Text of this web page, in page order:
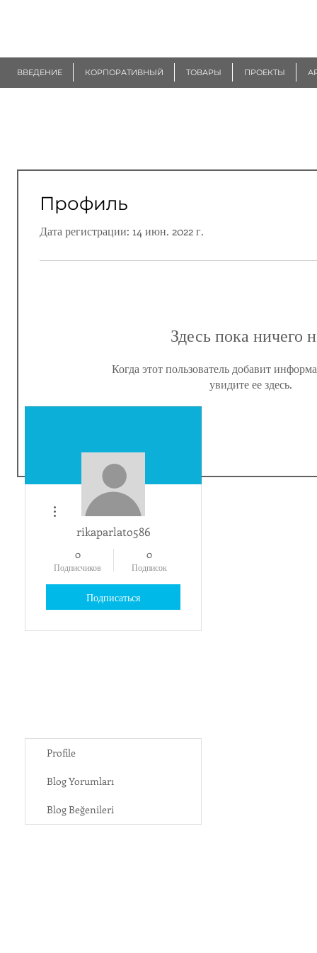
Профиль
Дата регистрации: 14 июн. 2022 г.
Здесь пока ничего
Когда этот пользователь добавит
увидите ее здесь.
rikaparlato586
0
Подписчиков
0
Подписок
Подписаться
Другие действия
Profile
Blog Yorumları
Blog Beğenileri
ВВЕДЕНИЕ КОРПОРАТИВНЫЙ ТОВАРЫ ПРОЕКТЫ